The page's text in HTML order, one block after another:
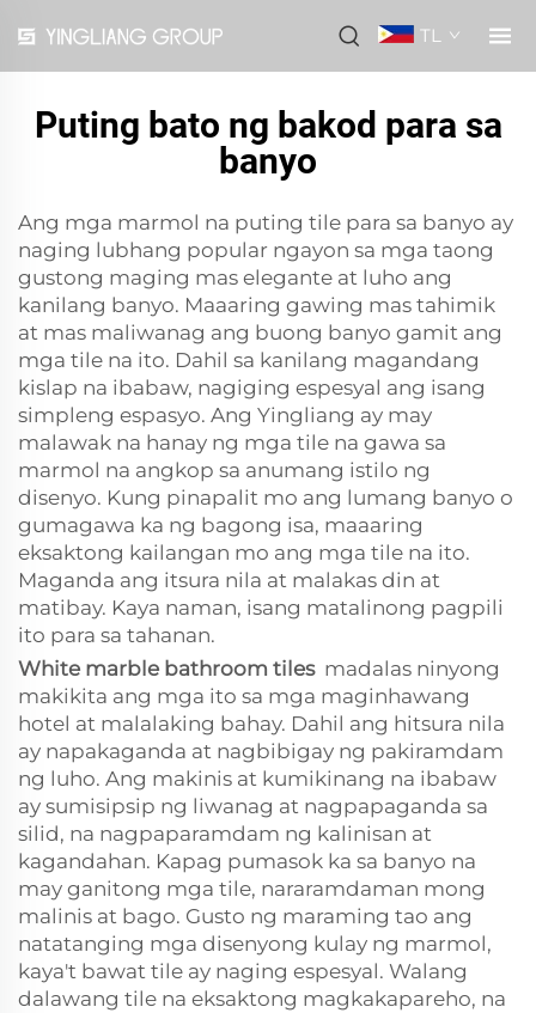
TL
Puting bato ng bakod para sa
banyo
Ang mga marmol na puting tile para sa banyo ay
naging lubhang popular ngayon sa mga taong
gustong maging mas elegante at luho ang
kanilang banyo. Maaaring gawing mas tahimik
at mas maliwanag ang buong banyo gamit ang
mga tile na ito. Dahil sa kanilang magandang
kislap na ibabaw, nagiging espesyal ang isang
simpleng espasyo. Ang Yingliang ay may
malawak na hanay ng mga tile na gawa sa
marmol na angkop sa anumang istilo ng
disenyo. Kung pinapalit mo ang lumang banyo o
gumagawa ka ng bagong isa, maaaring
eksaktong kailangan mo ang mga tile na ito.
Maganda ang itsura nila at malakas din at
matibay. Kaya naman, isang matalinong pagpili
ito para sa tahanan.
White marble bathroom tiles madalas ninyong
makikita ang mga ito sa mga maginhawang
hotel at malalaking bahay. Dahil ang hitsura nila
ay napakaganda at nagbibigay ng pakiramdam
ng luho. Ang makinis at kumikinang na ibabaw
ay sumisipsip ng liwanag at nagpapaganda sa
silid, na nagpaparamdam ng kalinisan at
kagandahan. Kapag pumasok ka sa banyo na
may ganitong mga tile, nararamdaman mong
malinis at bago. Gusto ng maraming tao ang
natatanging mga disenyong kulay ng marmol,
kaya't bawat tile ay naging espesyal. Walang
dalawang tile na eksaktong magkakapareho, na